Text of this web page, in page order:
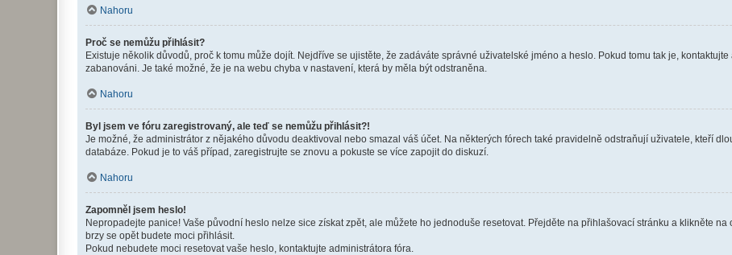
Nahoru
Proč se nemůžu přihlásit?
Existuje několik důvodů, proč k tomu může dojít. Nejdříve se ujistěte, že zadáváte správné uživatelské jméno a heslo. Pokud tomu tak je,
zabanováni. Je také možné, že je na webu chyba v nastavení, která by měla být odstraněna.
Nahoru
Byl jsem ve fóru zaregistrovaný, ale teď se nemůžu přihlásit?!
Je možné, že administrátor z nějakého důvodu deaktivoval nebo smazal váš účet. Na některých fórech také pravidelně odstraňují uživatele, kteří
databáze. Pokud je to váš případ, zaregistrujte se znovu a pokuste se více zapojit do diskuzí.
Nahoru
Zapomněl jsem heslo!
Nepropadejte panice! Vaše původní heslo nelze sice získat zpět, ale můžete ho jednoduše resetovat. Přejděte na přihlašovací stránku a klikněte na
brzy se opět budete moci přihlásit.
Pokud nebudete moci resetovat vaše heslo, kontaktujte administrátora fóra.